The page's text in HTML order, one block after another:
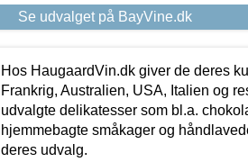
Se udvalget på BayVine.dk
Hos HaugaardVin.dk giver de deres
Frankrig, Australien, USA, Italien og
udvalgte delikatesser som bl.a.
hjemmebagte småkager og
deres udvalg.